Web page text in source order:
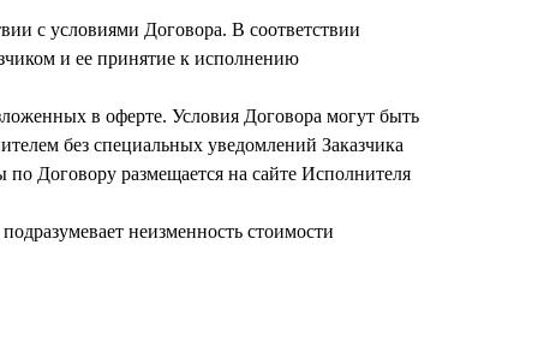
с условиями Договора. В соответствии
и ее принятие к исполнению
в оферте. Условия Договора могут быть
без специальных уведомлений Заказчика
Договору размещается на сайте Исполнителя
неизменность стоимости